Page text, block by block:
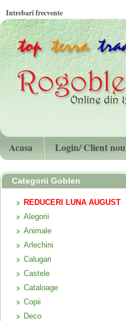
Intrebari frecvente
Acasa Login/ Client nou
Categorii Goblen
REDUCERI LUNA AUGUST
Alegorii
Animale
Arlechini
Calugari
Castele
Cataloage
Copii
Deco